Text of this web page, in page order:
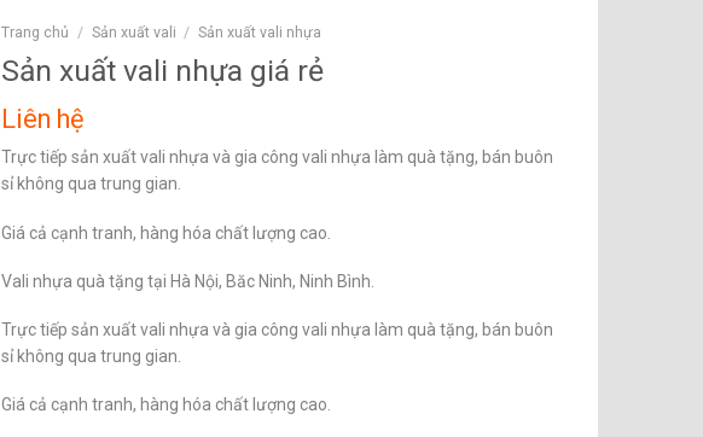
Trang chủ / Sản xuất vali / Sản xuất vali nhựa
Sản xuất vali nhựa giá rẻ
Liên hệ
Trực tiếp sản xuất vali nhựa và gia công vali nhựa làm quà tặng, bán buôn
sỉ không qua trung gian.
Giá cả cạnh tranh, hàng hóa chất lượng cao.
Vali nhựa quà tặng tại Hà Nội, Băc Ninh, Ninh Bình.
Trực tiếp sản xuất vali nhựa và gia công vali nhựa làm quà tặng, bán buôn
sỉ không qua trung gian.
Giá cả cạnh tranh, hàng hóa chất lượng cao.